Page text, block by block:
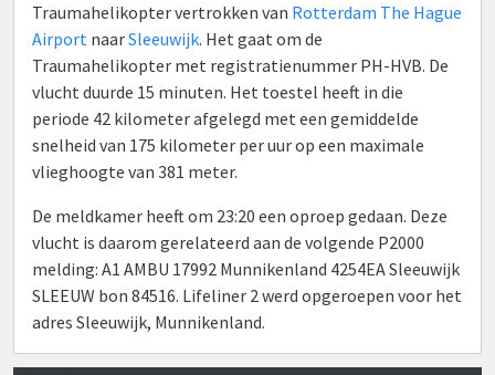
Traumahelikopter vertrokken van Rotterdam The Hague
Airport naarSleeuwijk. Het gaat om de
Traumahelikopter met registratienummer PH-HVB. De
vlucht duurde 15 minuten. Het toestel heeft in die
periode 42 kilometer afgelegd met een gemiddelde
snelheid van 175 kilometer per uur op een maximale
vlieghoogte van 381 meter.
De meldkamer heeft om 23:20 een oproep gedaan. Deze
vlucht is daarom gerelateerd aan de volgende P2000
melding: A1 AMBU 17992 Munnikenland 4254EA Sleeuwijk
SLEEUW bon 84516. Lifeliner 2 werd opgeroepen voor het
adres Sleeuwijk, Munnikenland.